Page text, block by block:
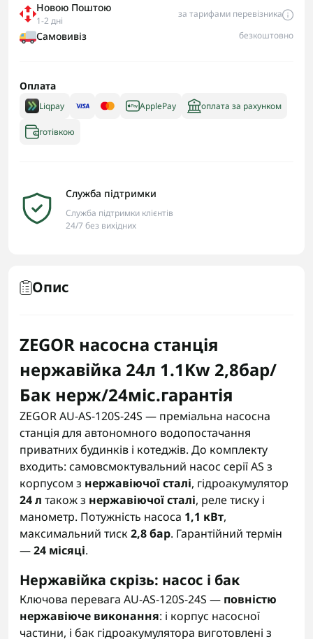
Новою Поштою
1-2 дні
за тарифами перевізника
Самовивіз безкоштовно
Оплата
Liqpay ApplePay оплата за рахунком
готівкою
Служба підтримки
Служба підтримки клієнтів
24/7 без вихідних
Опис
ZEGOR насосна станція
нержавійка 24л 1.1Kw 2,8бар/
Бак нерж/24міс.гарантія
ZEGOR AU-AS-120S-24S — преміальна насосна
станція для автономного водопостачання
приватних будинків і котеджів. До комплекту
входить: самовсмоктувальний насос серії AS з
корпусом з нержавіючої сталі, гідроакумулятор
24 л також з нержавіючої сталі, реле тиску і
манометр. Потужність насоса 1,1 кВт,
максимальний тиск2,8 бар. Гарантійний термін
—24 місяці.
Нержавійка скрізь: насос і бак
Ключова перевага AU-AS-120S-24S — повністю
нержавіюче виконання: і корпус насосної
частини, і бак гідроакумулятора виготовлені з